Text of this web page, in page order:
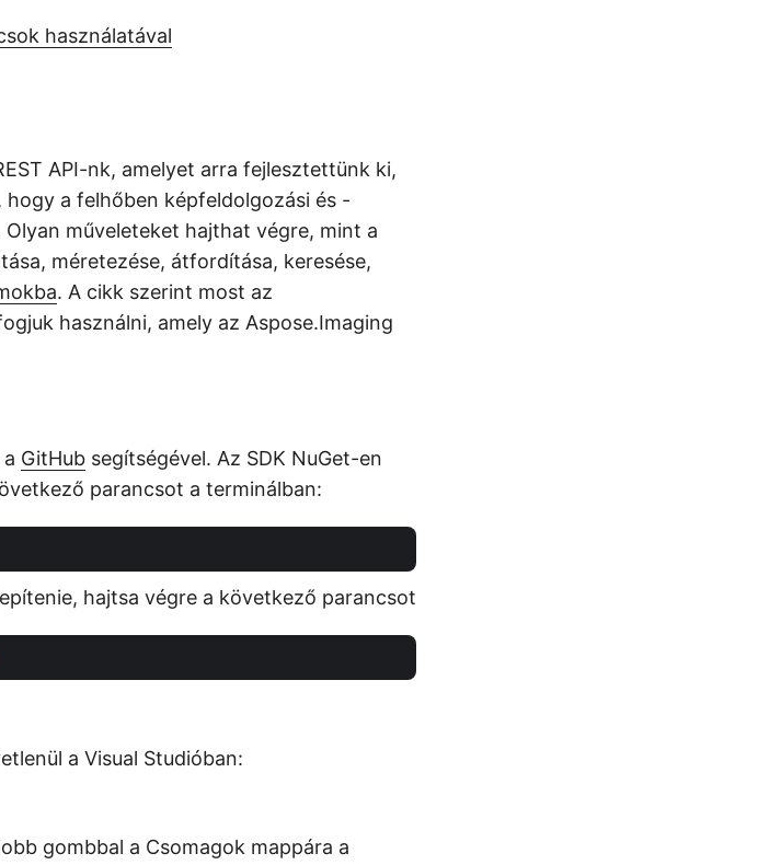
használatával
API-nk, amelyet arra fejlesztettünk ki,
a felhőben képfeldolgozási és -
műveleteket hajthat végre, mint a
méretezése, átfordítása, keresése,
. A cikk szerint most az
használni, amely az Aspose.Imaging
a GitHub segítségével. Az SDK NuGet-en
parancsot a terminálban:
hajtsa végre a következő parancsot
a Visual Studióban:
gombbal a Csomagok mappára a